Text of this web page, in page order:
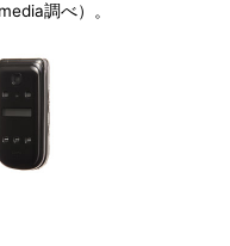
調べ）。